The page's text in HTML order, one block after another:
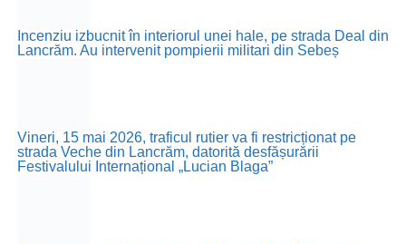
Incenziu izbucnit în interiorul unei hale, pe strada Deal din
Lancrăm. Au intervenit pompierii militari din Sebeș
Vineri, 15 mai 2026, traficul rutier va fi restricționat pe
strada Veche din Lancrăm, datorită desfășurării
Festivalului Internațional „Lucian Blaga”